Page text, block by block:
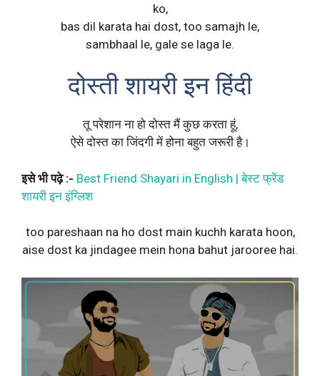
ko,
bas dil karata hai dost, too samajh le,
sambhaal le, gale se laga le.
दोस्ती शायरी इन हिंदी
तू परेशान ना हो दोस्त मैं कुछ करता हूं,
ऐसे दोस्त का जिंदगी में होना बहुत जरूरी है।
इसे भी पढ़े :- Best Friend Shayari in English | बेस्ट फ्रेंड
शायरी इन इंग्लिश
too pareshaan na ho dost main kuchh karata hoon,
aise dost ka jindagee mein hona bahut jarooree hai.